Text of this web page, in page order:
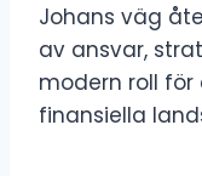
Johans väg
av ansvar,
modern roll
finansiella